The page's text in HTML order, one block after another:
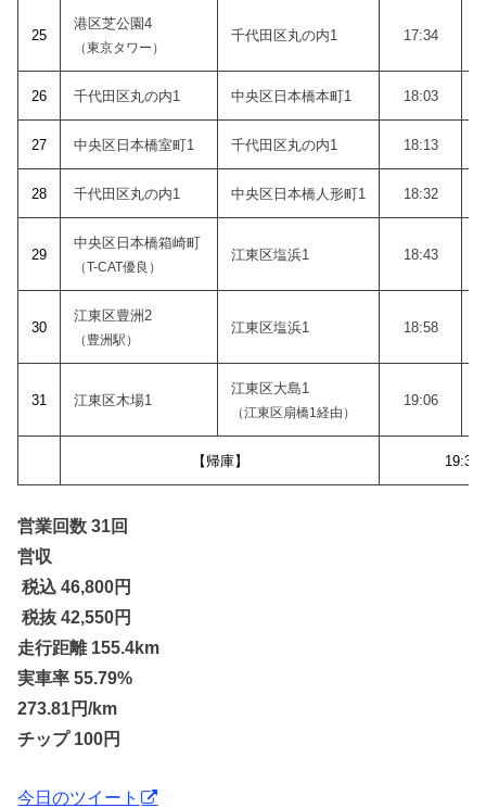
25
港区芝公園4
（東京タワー）
千代田区丸の内1 17:34
26 千代田区丸の内1 中央区日本橋本町1 18:03
27 中央区日本橋室町1 千代田区丸の内1 18:13
28 千代田区丸の内1 中央区日本橋人形町1 18:32
29
中央区日本橋箱崎町
（T-CAT優良）
江東区塩浜1 18:43
30
江東区豊洲2
（豊洲駅）
江東区塩浜1 18:58
31 江東区木場1
江東区大島1
（江東区扇橋1経由）
19:06
【帰庫】 19:30
営業回数 31回
営収
税込 46,800円
税抜 42,550円
走行距離 155.4km
実車率 55.79%
273.81円/km
チップ 100円
今日のツイート